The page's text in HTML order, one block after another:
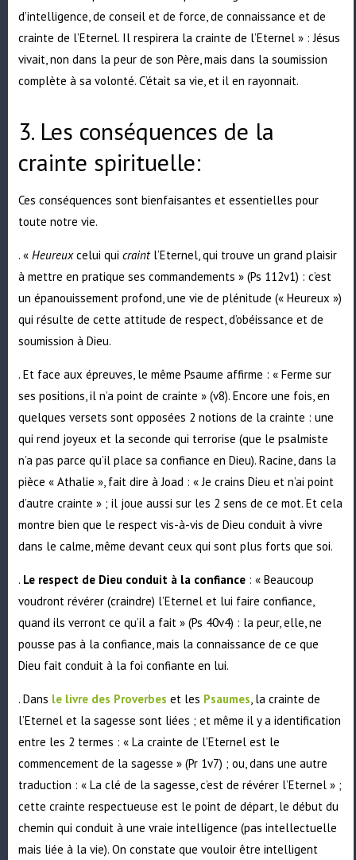
d’intelligence, de conseil et de force, de connaissance et de
crainte de l’Eternel. Il respirera la crainte de l’Eternel » : Jésus
vivait, non dans la peur de son Père, mais dans la soumission
complète à sa volonté. C’était sa vie, et il en rayonnait.
3. Les conséquences de la
crainte spirituelle:
Ces conséquences sont bienfaisantes et essentielles pour
toute notre vie.
. «Heureuxcelui quicraint l’Eternel, qui trouve un grand plaisir
à mettre en pratique ses commandements » (Ps 112v1) : c’est
un épanouissement profond, une vie de plénitude (« Heureux »)
qui résulte de cette attitude de respect, d’obéissance et de
soumission à Dieu.
. Et face aux épreuves, le même Psaume affirme : « Ferme sur
ses positions, il n’a point de crainte » (v8). Encore une fois, en
quelques versets sont opposées 2 notions de la crainte : une
qui rend joyeux et la seconde qui terrorise (que le psalmiste
n’a pas parce qu’il place sa confiance en Dieu). Racine, dans la
pièce « Athalie », fait dire à Joad : « Je crains Dieu et n’ai point
d’autre crainte » ; il joue aussi sur les 2 sens de ce mot. Et cela
montre bien que le respect vis-à-vis de Dieu conduit à vivre
dans le calme, même devant ceux qui sont plus forts que soi.
. Le respect de Dieu conduit à la confiance : « Beaucoup
voudront révérer (craindre) l’Eternel et lui faire confiance,
quand ils verront ce qu’il a fait » (Ps 40v4) : la peur, elle, ne
pousse pas à la confiance, mais la connaissance de ce que
Dieu fait conduit à la foi confiante en lui.
. Dans le livre des Proverbes et les Psaumes, la crainte de
l’Eternel et la sagesse sont liées ; et même il y a identification
entre les 2 termes : « La crainte de l’Eternel est le
commencement de la sagesse » (Pr 1v7) ; ou, dans une autre
traduction : « La clé de la sagesse, c’est de révérer l’Eternel » ;
cette crainte respectueuse est le point de départ, le début du
chemin qui conduit à une vraie intelligence (pas intellectuelle
mais liée à la vie). On constate que vouloir être intelligent